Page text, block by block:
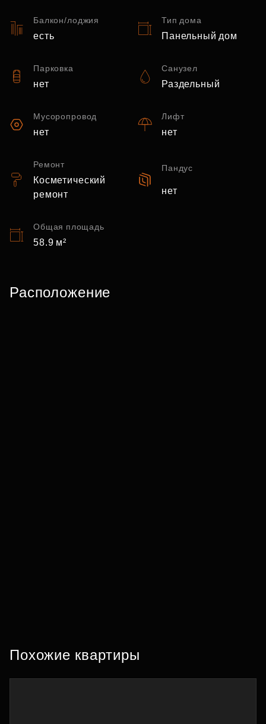
Балкон/лоджия
есть
Тип дома
Панельный дом
Парковка
нет
Санузел
Раздельный
Мусоропровод
нет
Лифт
нет
Ремонт
Косметический
ремонт
Пандус
нет
Общая площадь
58.9 м²
Расположение
Похожие квартиры